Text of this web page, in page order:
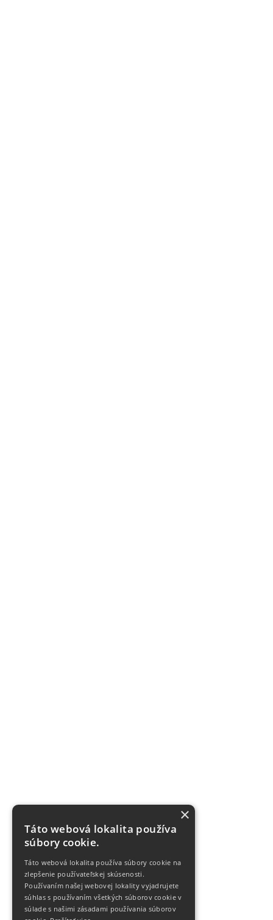
×
Táto webová lokalita používa
súbory cookie.
Táto webová lokalita používa súbory cookie na
zlepšenie používateľskej skúsenosti.
Používaním našej webovej lokality vyjadrujete
súhlas s používaním všetkých súborov cookie v
súlade s našimi zásadami používania súborov